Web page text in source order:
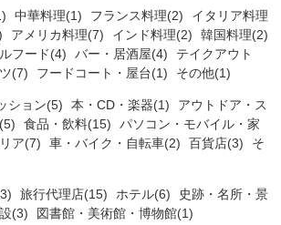
中華料理(1) フランス料理(2)
イタリア料理
アメリカ料理(7) インド料理(2)
韓国料理(2)
フード(4) バー・居酒屋(4)
テイクアウト
(7) フードコート・屋台(1) その他(1)
ション(5) 本・CD・楽器(1)
アウトドア・ス
食品・飲料(15)
パソコン・モバイル・家
ア(7) 車・バイク・自転車(2) 百貨店(3)
そ
旅行代理店(15) ホテル(6)
史跡・名所・景
(3) 図書館・美術館・博物館(1)